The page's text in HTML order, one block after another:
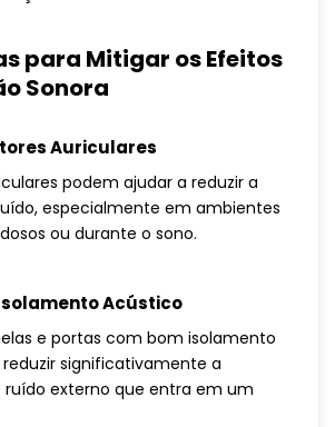
para Mitigar os Efeitos
Sonora
Auriculares
podem ajudar a reduzir a
especialmente em ambientes
ou durante o sono.
Acústico
e portas com bom isolamento
significativamente a
externo que entra em um